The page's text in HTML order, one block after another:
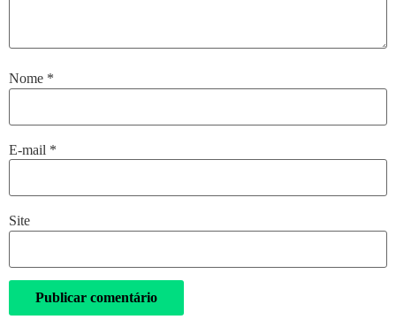
Nome *
E-mail *
Site